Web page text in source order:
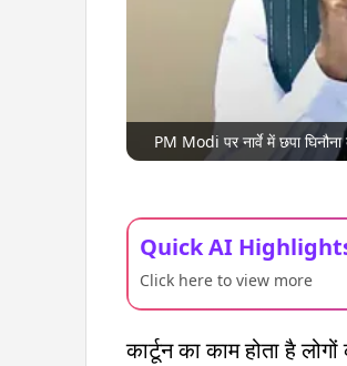
PM Modi पर नार्वे में छपा
Quick AI
Click here to view more
कार्टून का काम होता है